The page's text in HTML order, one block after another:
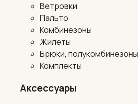
Ветровки
Пальто
Комбинезоны
Жилеты
Брюки, полукомбинезоны
Комплекты
Аксессуары